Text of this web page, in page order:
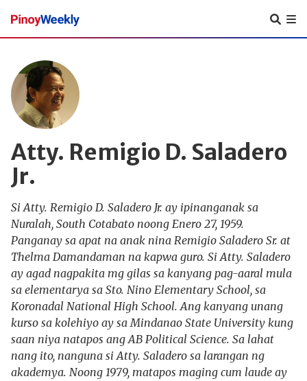
Pinoy
Weekly
Atty. Remigio D. Saladero
Jr.
Si Atty. Remigio D. Saladero Jr. ay ipinanganak sa
Nuralah, South Cotabato noong Enero 27, 1959.
Panganay sa apat na anak nina Remigio Saladero Sr. at
Thelma Damandaman na kapwa guro. Si Atty. Saladero
ay agad nagpakita mg gilas sa kanyang pag-aaral mula
sa elementarya sa Sto. Nino Elementary School, sa
Koronadal National High School. Ang kanyang unang
kurso sa kolehiyo ay sa Mindanao State University kung
saan niya natapos ang AB Political Science. Sa lahat
nang ito, nanguna si Atty. Saladero sa larangan ng
akademya. Noong 1979, matapos maging cum laude ay